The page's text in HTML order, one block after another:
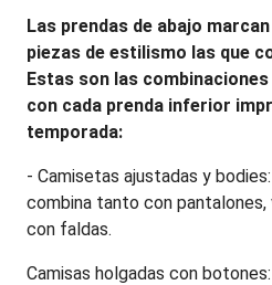
Las prendas de abajo
piezas de estilismo las que
Estas son las
con cada prenda inferior
temporada:
- Camisetas ajustadas y
combina tanto con pantalones,
con faldas.
Camisas holgadas con